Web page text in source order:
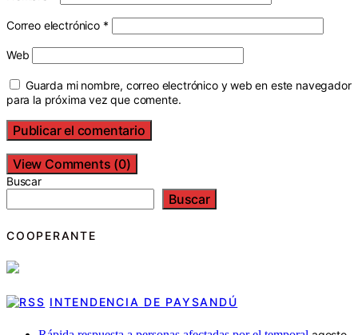
Correo electrónico *
Web
Guarda mi nombre, correo electrónico y web en este navegador
para la próxima vez que comente.
View Comments (0)
Buscar
Buscar
COOPERANTE
INTENDENCIA DE PAYSANDÚ